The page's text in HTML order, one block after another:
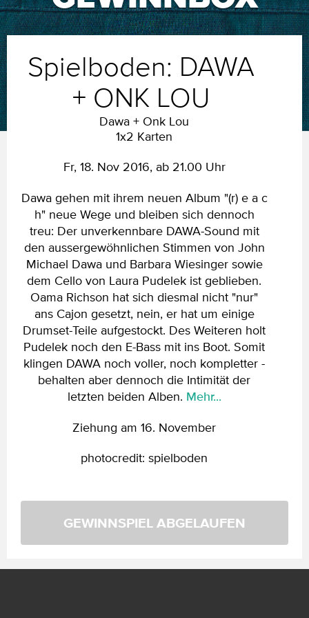
Spielboden: DAWA
+ ONK LOU
Dawa + Onk Lou
1x2 Karten
Fr, 18. Nov 2016, ab 21.00 Uhr
Dawa gehen mit ihrem neuen Album "(r) e a c
h" neue Wege und bleiben sich dennoch
treu: Der unverkennbare DAWA-Sound mit
den aussergewöhnlichen Stimmen von John
Michael Dawa und Barbara Wiesinger sowie
dem Cello von Laura Pudelek ist geblieben.
Oama Richson hat sich diesmal nicht "nur"
ans Cajon gesetzt, nein, er hat um einige
Drumset-Teile aufgestockt. Des Weiteren holt
Pudelek noch den E-Bass mit ins Boot. Somit
klingen DAWA noch voller, noch kompletter -
behalten aber dennoch die Intimität der
letzten beiden Alben. Mehr...
Ziehung am 16. November
photocredit: spielboden
GEWINNSPIEL ABGELAUFEN